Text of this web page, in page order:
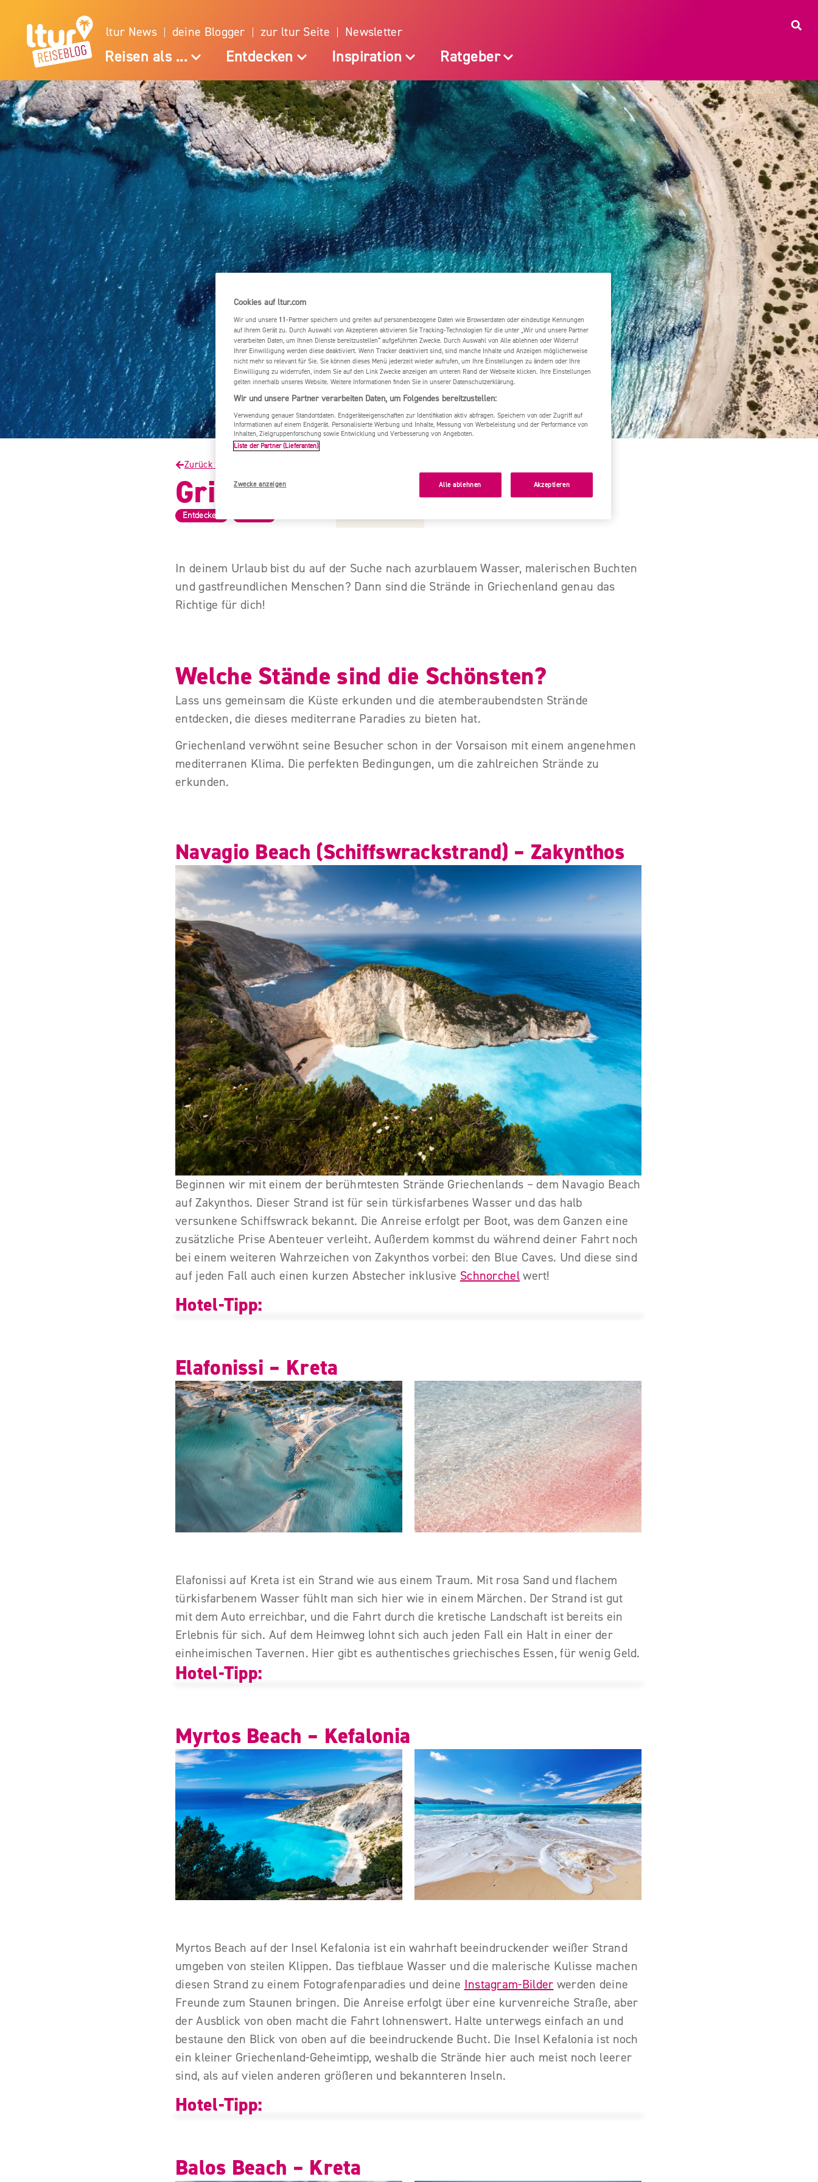
ltur News deine Blogger zur ltur Seite Newsletter
Reisen als ... Entdecken Inspiration Ratgeber
Zurück zur Startseite
Griechenlands schönste Strände!
Entdecken
In deinem Urlaub bist du auf der Suche nach azurblauem Wasser, malerischen Buchten
und gastfreundlichen Menschen? Dann sind die Strände in Griechenland genau das
Richtige für dich!
Welche Stände sind die Schönsten?
Lass uns gemeinsam die Küste erkunden und die atemberaubendsten Strände
entdecken, die dieses mediterrane Paradies zu bieten hat.
Griechenland verwöhnt seine Besucher schon in der Vorsaison mit einem angenehmen
mediterranen Klima. Die perfekten Bedingungen, um die zahlreichen Strände zu
erkunden.
Navagio Beach (Schiffswrackstrand) – Zakynthos
Beginnen wir mit einem der berühmtesten Strände Griechenlands – dem Navagio Beach
auf Zakynthos. Dieser Strand ist für sein türkisfarbenes Wasser und das halb
versunkene Schiffswrack bekannt. Die Anreise erfolgt per Boot, was dem Ganzen eine
zusätzliche Prise Abenteuer verleiht. Außerdem kommst du während deiner Fahrt noch
bei einem weiteren Wahrzeichen von Zakynthos vorbei: den Blue Caves. Und diese sind
auf jeden Fall auch einen kurzen Abstecher inklusive Schnorchelwert!
Hotel-Tipp:
Elafonissi – Kreta
Elafonissi auf Kreta ist ein Strand wie aus einem Traum. Mit rosa Sand und flachem
türkisfarbenem Wasser fühlt man sich hier wie in einem Märchen. Der Strand ist gut
mit dem Auto erreichbar, und die Fahrt durch die kretische Landschaft ist bereits ein
Erlebnis für sich. Auf dem Heimweg lohnt sich auch jeden Fall ein Halt in einer der
einheimischen Tavernen. Hier gibt es authentisches griechisches Essen, für wenig Geld.
Hotel-Tipp:
Myrtos Beach – Kefalonia
Myrtos Beach auf der Insel Kefalonia ist ein wahrhaft beeindruckender weißer Strand
umgeben von steilen Klippen. Das tiefblaue Wasser und die malerische Kulisse machen
diesen Strand zu einem Fotografenparadies und deine Instagram-Bilder werden deine
Freunde zum Staunen bringen. Die Anreise erfolgt über eine kurvenreiche Straße, aber
der Ausblick von oben macht die Fahrt lohnenswert. Halte unterwegs einfach an und
bestaune den Blick von oben auf die beeindruckende Bucht. Die Insel Kefalonia ist noch
ein kleiner Griechenland-Geheimtipp, weshalb die Strände hier auch meist noch leerer
sind, als auf vielen anderen größeren und bekannteren Inseln.
Hotel-Tipp:
Balos Beach – Kreta
Cookies auf ltur.com
Wir und unsere 11-Partner speichern und greifen auf personenbezogene Daten wie Browserdaten oder eindeutige Kennungen
auf Ihrem Gerät zu. Durch Auswahl von Akzeptieren aktivieren Sie Tracking-Technologien für die unter „Wir und unsere Partner
verarbeiten Daten, um Ihnen Dienste bereitzustellen“ aufgeführten Zwecke. Durch Auswahl von Alle ablehnen oder Widerruf
Ihrer Einwilligung werden diese deaktiviert. Wenn Tracker deaktiviert sind, sind manche Inhalte und Anzeigen möglicherweise
nicht mehr so relevant für Sie. Sie können dieses Menü jederzeit wieder aufrufen, um Ihre Einstellungen zu ändern oder Ihre
Einwilligung zu widerrufen, indem Sie auf den Link Zwecke anzeigen am unteren Rand der Webseite klicken. Ihre Einstellungen
gelten innerhalb unseres Website. Weitere Informationen finden Sie in unserer Datenschutzerklärung.
Wir und unsere Partner verarbeiten Daten, um Folgendes bereitzustellen:
Verwendung genauer Standortdaten. Endgeräteeigenschaften zur Identifikation aktiv abfragen. Speichern von oder Zugriff auf
Informationen auf einem Endgerät. Personalisierte Werbung und Inhalte, Messung von Werbeleistung und der Performance von
Inhalten, Zielgruppenforschung sowie Entwicklung und Verbesserung von Angeboten.
Liste der Partner (Lieferanten)
Zwecke anzeigen Alle ablehnen Akzeptieren